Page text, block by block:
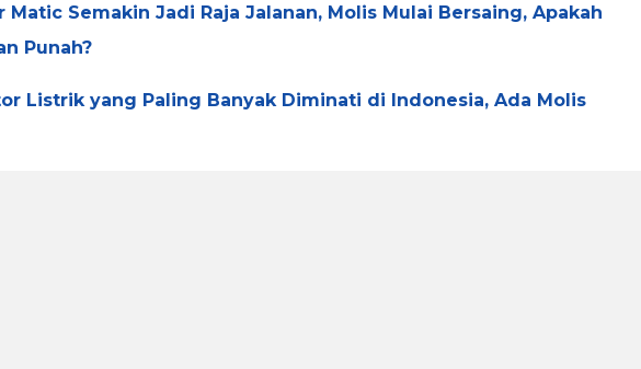
Matic Semakin Jadi Raja Jalanan, Molis Mulai Bersaing, Apakah
Punah?
Listrik yang Paling Banyak Diminati di Indonesia, Ada Molis